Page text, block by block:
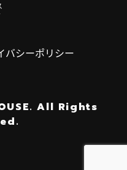
バシーポリシー
All Rights